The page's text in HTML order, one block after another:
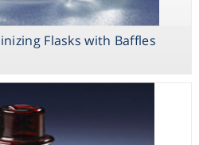
Flasks with Baffles